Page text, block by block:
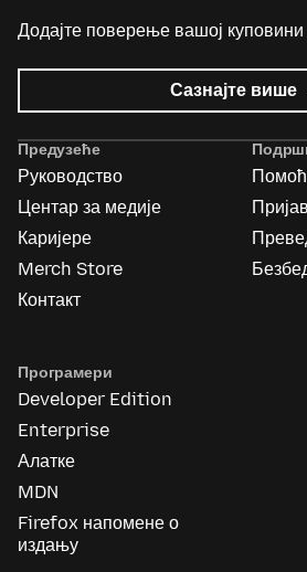
Додајте поверење вашој куповини
Сазнајте више
Предузеће
Руководство
Центар за медије
Каријере
Merch Store
Контакт
Програмери
Developer Edition
Enterprise
Алатке
MDN
Firefox напомене о
издању